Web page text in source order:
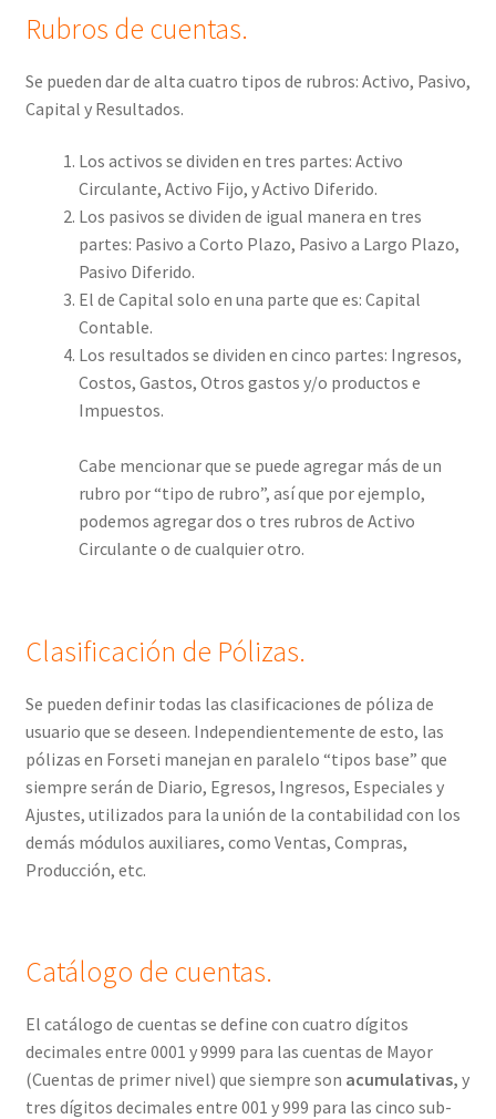
Rubros de cuentas.
Se pueden dar de alta cuatro tipos de rubros: Activo, Pasivo,
Capital y Resultados.
Los activos se dividen en tres partes: Activo
Circulante, Activo Fijo, y Activo Diferido.
Los pasivos se dividen de igual manera en tres
partes: Pasivo a Corto Plazo, Pasivo a Largo Plazo,
Pasivo Diferido.
El de Capital solo en una parte que es: Capital
Contable.
Los resultados se dividen en cinco partes: Ingresos,
Costos, Gastos, Otros gastos y/o productos e
Impuestos.
Cabe mencionar que se puede agregar más de un
rubro por “tipo de rubro”, así que por ejemplo,
podemos agregar dos o tres rubros de Activo
Circulante o de cualquier otro.
Clasificación de Pólizas.
Se pueden definir todas las clasificaciones de póliza de
usuario que se deseen. Independientemente de esto, las
pólizas en Forseti manejan en paralelo “tipos base” que
siempre serán de Diario, Egresos, Ingresos, Especiales y
Ajustes, utilizados para la unión de la contabilidad con los
demás módulos auxiliares, como Ventas, Compras,
Producción, etc.
Catálogo de cuentas.
El catálogo de cuentas se define con cuatro dígitos
decimales entre 0001 y 9999 para las cuentas de Mayor
(Cuentas de primer nivel) que siempre son acumulativas, y
tres dígitos decimales entre 001 y 999 para las cinco sub-